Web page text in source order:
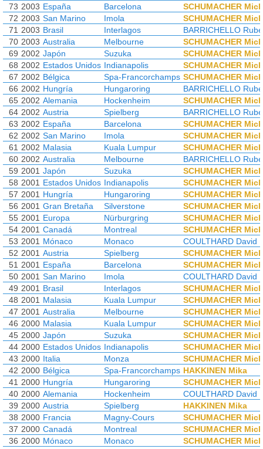
73 2003 España Barcelona
SCHUMACHER
72 2003 San Marino Imola
SCHUMACHER
71 2003 Brasil Interlagos
BARRICHELLO
70 2003 Australia Melbourne
SCHUMACHER
69 2002 Japón Suzuka
SCHUMACHER
68 2002 Estados Unidos Indianapolis
SCHUMACHER
67 2002 Bélgica Spa-Francorchamps SCHUMACHER
66 2002 Hungría Hungaroring
BARRICHELLO
65 2002 Alemania Hockenheim
SCHUMACHER
64 2002 Austria Spielberg
BARRICHELLO
63 2002 España Barcelona
SCHUMACHER
62 2002 San Marino Imola
SCHUMACHER
61 2002 Malasia Kuala Lumpur
SCHUMACHER
60 2002 Australia Melbourne
BARRICHELLO
59 2001 Japón Suzuka
SCHUMACHER
58 2001 Estados Unidos Indianapolis
SCHUMACHER
57 2001 Hungría Hungaroring
SCHUMACHER
56 2001 Gran Bretaña Silverstone
SCHUMACHER
55 2001 Europa Nürburgring
SCHUMACHER
54 2001 Canadá Montreal
SCHUMACHER
53 2001 Mónaco Monaco
COULTHARD David
52 2001 Austria Spielberg
SCHUMACHER
51 2001 España Barcelona
SCHUMACHER
50 2001 San Marino Imola
COULTHARD David
49 2001 Brasil Interlagos
SCHUMACHER
48 2001 Malasia Kuala Lumpur
SCHUMACHER
47 2001 Australia Melbourne
SCHUMACHER
46 2000 Malasia Kuala Lumpur
SCHUMACHER
45 2000 Japón Suzuka
SCHUMACHER
44 2000 Estados Unidos Indianapolis
SCHUMACHER
43 2000 Italia Monza
SCHUMACHER
42 2000 Bélgica Spa-Francorchamps HAKKINEN Mika
41 2000 Hungría Hungaroring
SCHUMACHER
40 2000 Alemania Hockenheim
COULTHARD David
39 2000 Austria Spielberg
HAKKINEN Mika
38 2000 Francia Magny-Cours
SCHUMACHER
37 2000 Canadá Montreal
SCHUMACHER
36 2000 Mónaco Monaco
SCHUMACHER